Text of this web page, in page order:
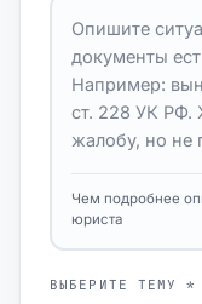
Чем подробнее
юриста
ВЫБЕРИТЕ ТЕМУ *